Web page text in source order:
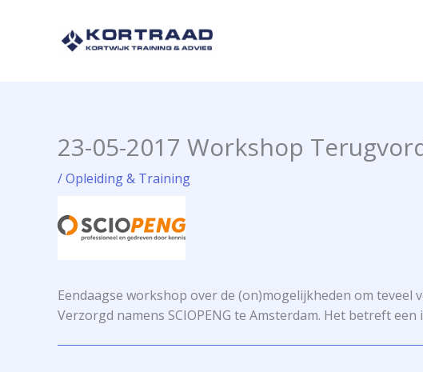
23-05-2017 Workshop
/Opleiding & Training
Eendaagse workshop over de (on)mogelijkheden om
Verzorgd namens SCIOPENG te Amsterdam. Het betreft